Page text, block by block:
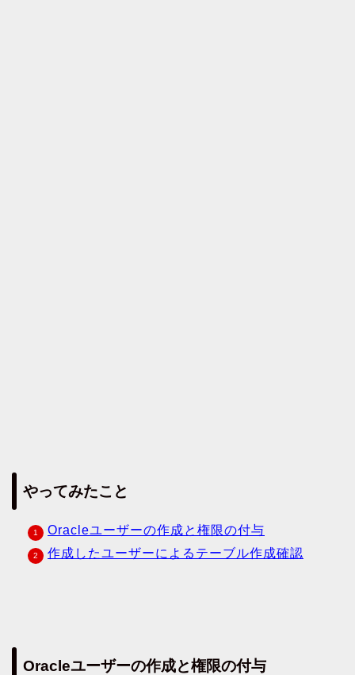
やってみたこと
Oracleユーザーの作成と権限の付与
作成したユーザーによるテーブル作成確認
Oracleユーザーの作成と権限の付与